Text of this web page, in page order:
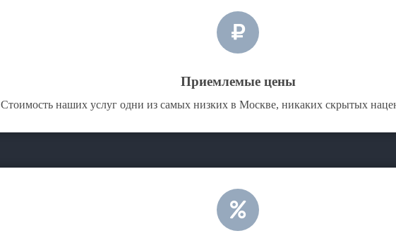
Приемлемые цены
Стоимость наших услуг одни из самых низких в Москве, никаких скрытых